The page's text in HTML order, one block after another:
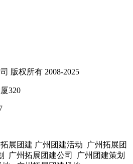
版权所有 2008-2025
320
展团建 广州团建活动 广州拓展团
广州拓展团建公司 广州团建策划